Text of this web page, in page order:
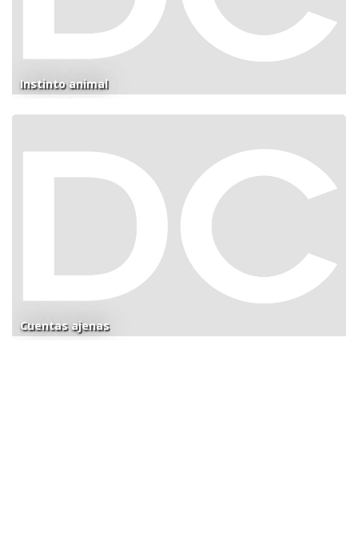
Instinto animal
Cuentas ajenas